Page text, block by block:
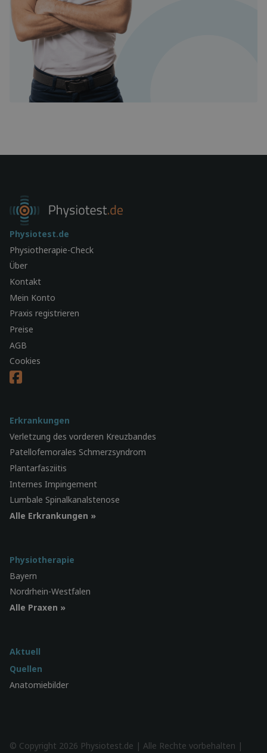
Physiotest.de
Physiotherapie-Check
Über
Kontakt
Mein Konto
Praxis registrieren
Preise
AGB
Cookies
Erkrankungen
Verletzung des vorderen Kreuzbandes
Patellofemorales Schmerzsyndrom
Plantarfasziitis
Internes Impingement
Lumbale Spinalkanalstenose
Alle Erkrankungen »
Physiotherapie
Bayern
Nordrhein-Westfalen
Alle Praxen »
Aktuell
Quellen
Anatomiebilder
© Copyright 2026 Physiotest.de | Alle Rechte vorbehalten |